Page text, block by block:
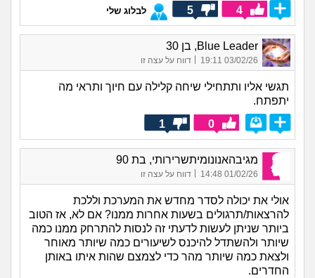
4
5 לבלוג שלי
Blue Leader, בן 30
03/02/26 19:11 דווח על עצה זו
תגשי אליו ותתחילי שיחה קלילה עם חיוך ותראי מה
יתפתח.
0
1
מגיבהאנונומיתשרירותי, בת 90
01/02/26 14:48 דווח על עצה זו
אולי את יכולה לסדר מחדש את המערכת וללכת
להרצאות/תרגולים בשעות אחרות ממנו? אם לא, אז הטוב
ביותר שניתן לעשות לדעתי זה לנסות להתרחק ממנו כמה
שיותר ולהשתדל להיכנס לשיעורים כמה שיותר מאוחר
ולצאת כמה שיותר מהר כדי לצמצם שהות איתו באותן
החדרים.